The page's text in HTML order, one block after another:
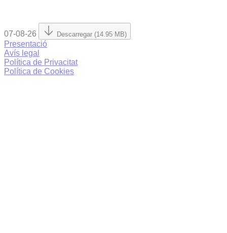
07-08-26 Descarregar (14.95 MB)
Presentació
Avís legal
Política de Privacitat
Política de Cookies